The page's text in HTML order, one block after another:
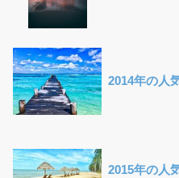
2014年の人
2015年の人